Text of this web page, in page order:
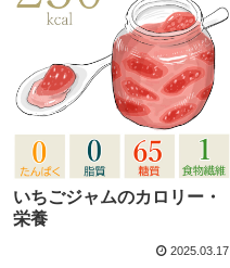
いちごジャムのカロリー・
栄養
2025.03.17